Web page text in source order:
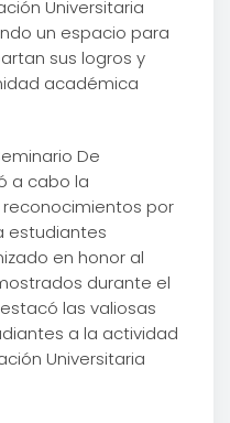
Universitaria
un espacio para
sus logros y
académica
De
a cabo la
por
estudiantes
en honor al
durante el
las valiosas
a la actividad
Universitaria